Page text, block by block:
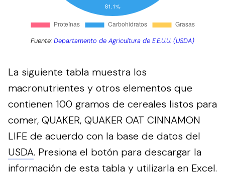
Fuente:Departamento de Agricultura de E.E.U.U. (USDA)
La siguiente tabla muestra los
macronutrientes y otros elementos que
contienen 100 gramos de cereales listos para
comer, QUAKER, QUAKER OAT CINNAMON
LIFE de acuerdo con la base de datos del
USDA. Presiona el botón para descargar la
información de esta tabla y utilizarla en Excel.